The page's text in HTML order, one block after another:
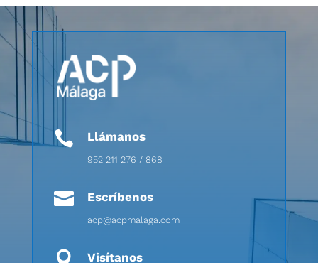
 Llámanos
952 211 276 / 868
 Escríbenos
acp@acpmalaga.com
Visítanos